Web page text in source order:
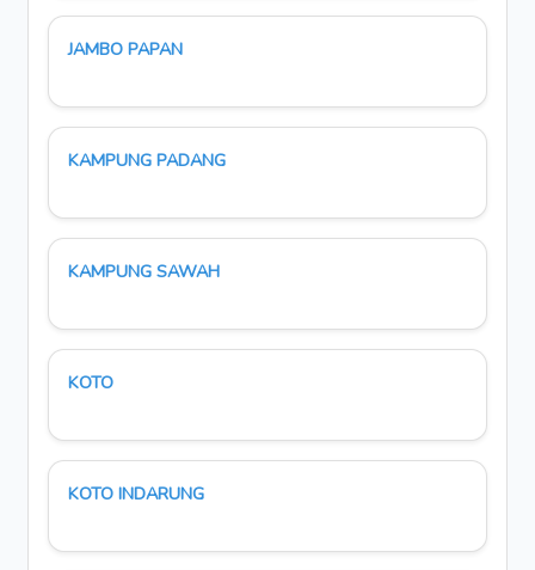
JAMBO PAPAN
KAMPUNG PADANG
KAMPUNG SAWAH
KOTO
KOTO INDARUNG